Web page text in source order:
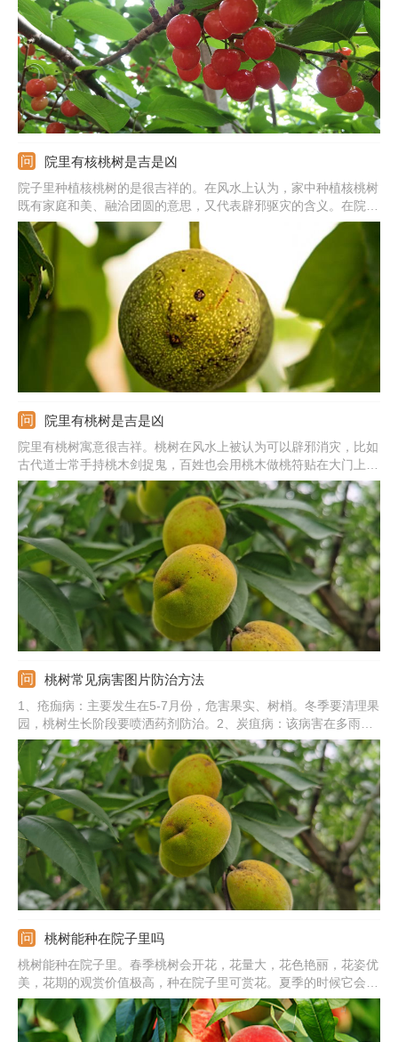
法。
院里有核桃树是吉是凶
院子里种植核桃树的是很吉祥的。在风水上认为，家中种植核桃树
既有家庭和美、融洽团圆的意思，又代表辟邪驱灾的含义。在院子
里种植核桃树最好是选择秋季土地封冻之前和早春核桃树萌芽之
前，而且一定要找一个光照充足无遮挡的位置，结合施肥进行整地
深翻。种植时可以将二年生核桃树幼苗带土团移植到定植穴内。
院里有桃树是吉是凶
院里有桃树寓意很吉祥。桃树在风水上被认为可以辟邪消灾，比如
古代道士常手持桃木剑捉鬼，百姓也会用桃木做桃符贴在大门上驱
邪。蟠桃在古代传说中也是健康长寿的象征，适合献给长者表示自
己的祝福。在院里种桃树一般选择春季或者秋季，用扦插的方法将
桃树种在南边向阳的位置即可。
桃树常见病害图片防治方法
1、疮痂病：主要发生在5-7月份，危害果实、树梢。冬季要清理果
园，桃树生长阶段要喷洒药剂防治。2、炭疽病：该病害在多雨季
节易感染，主要危害果实。桃树要及时套袋，发病期间喷洒百菌
清、代森锰锌等药剂。3、流胶病：主要危害树干，要及时喷洒代
森锰锌防治。4、花叶病：一旦发现要及时清理病株，并加强虫害
防治。
桃树能种在院子里吗
桃树能种在院子里。春季桃树会开花，花量大，花色艳丽，花姿优
美，花期的观赏价值极高，种在院子里可赏花。夏季的时候它会结
果，可吃到可口的桃子。不过老一辈人认为桃树会招来邪气，这属
于迷信说法，没有科学依据。若是想要种在院子里，一定要选光线
好的地方，满足它对光照的需求，这样桃树才会旺盛生长。